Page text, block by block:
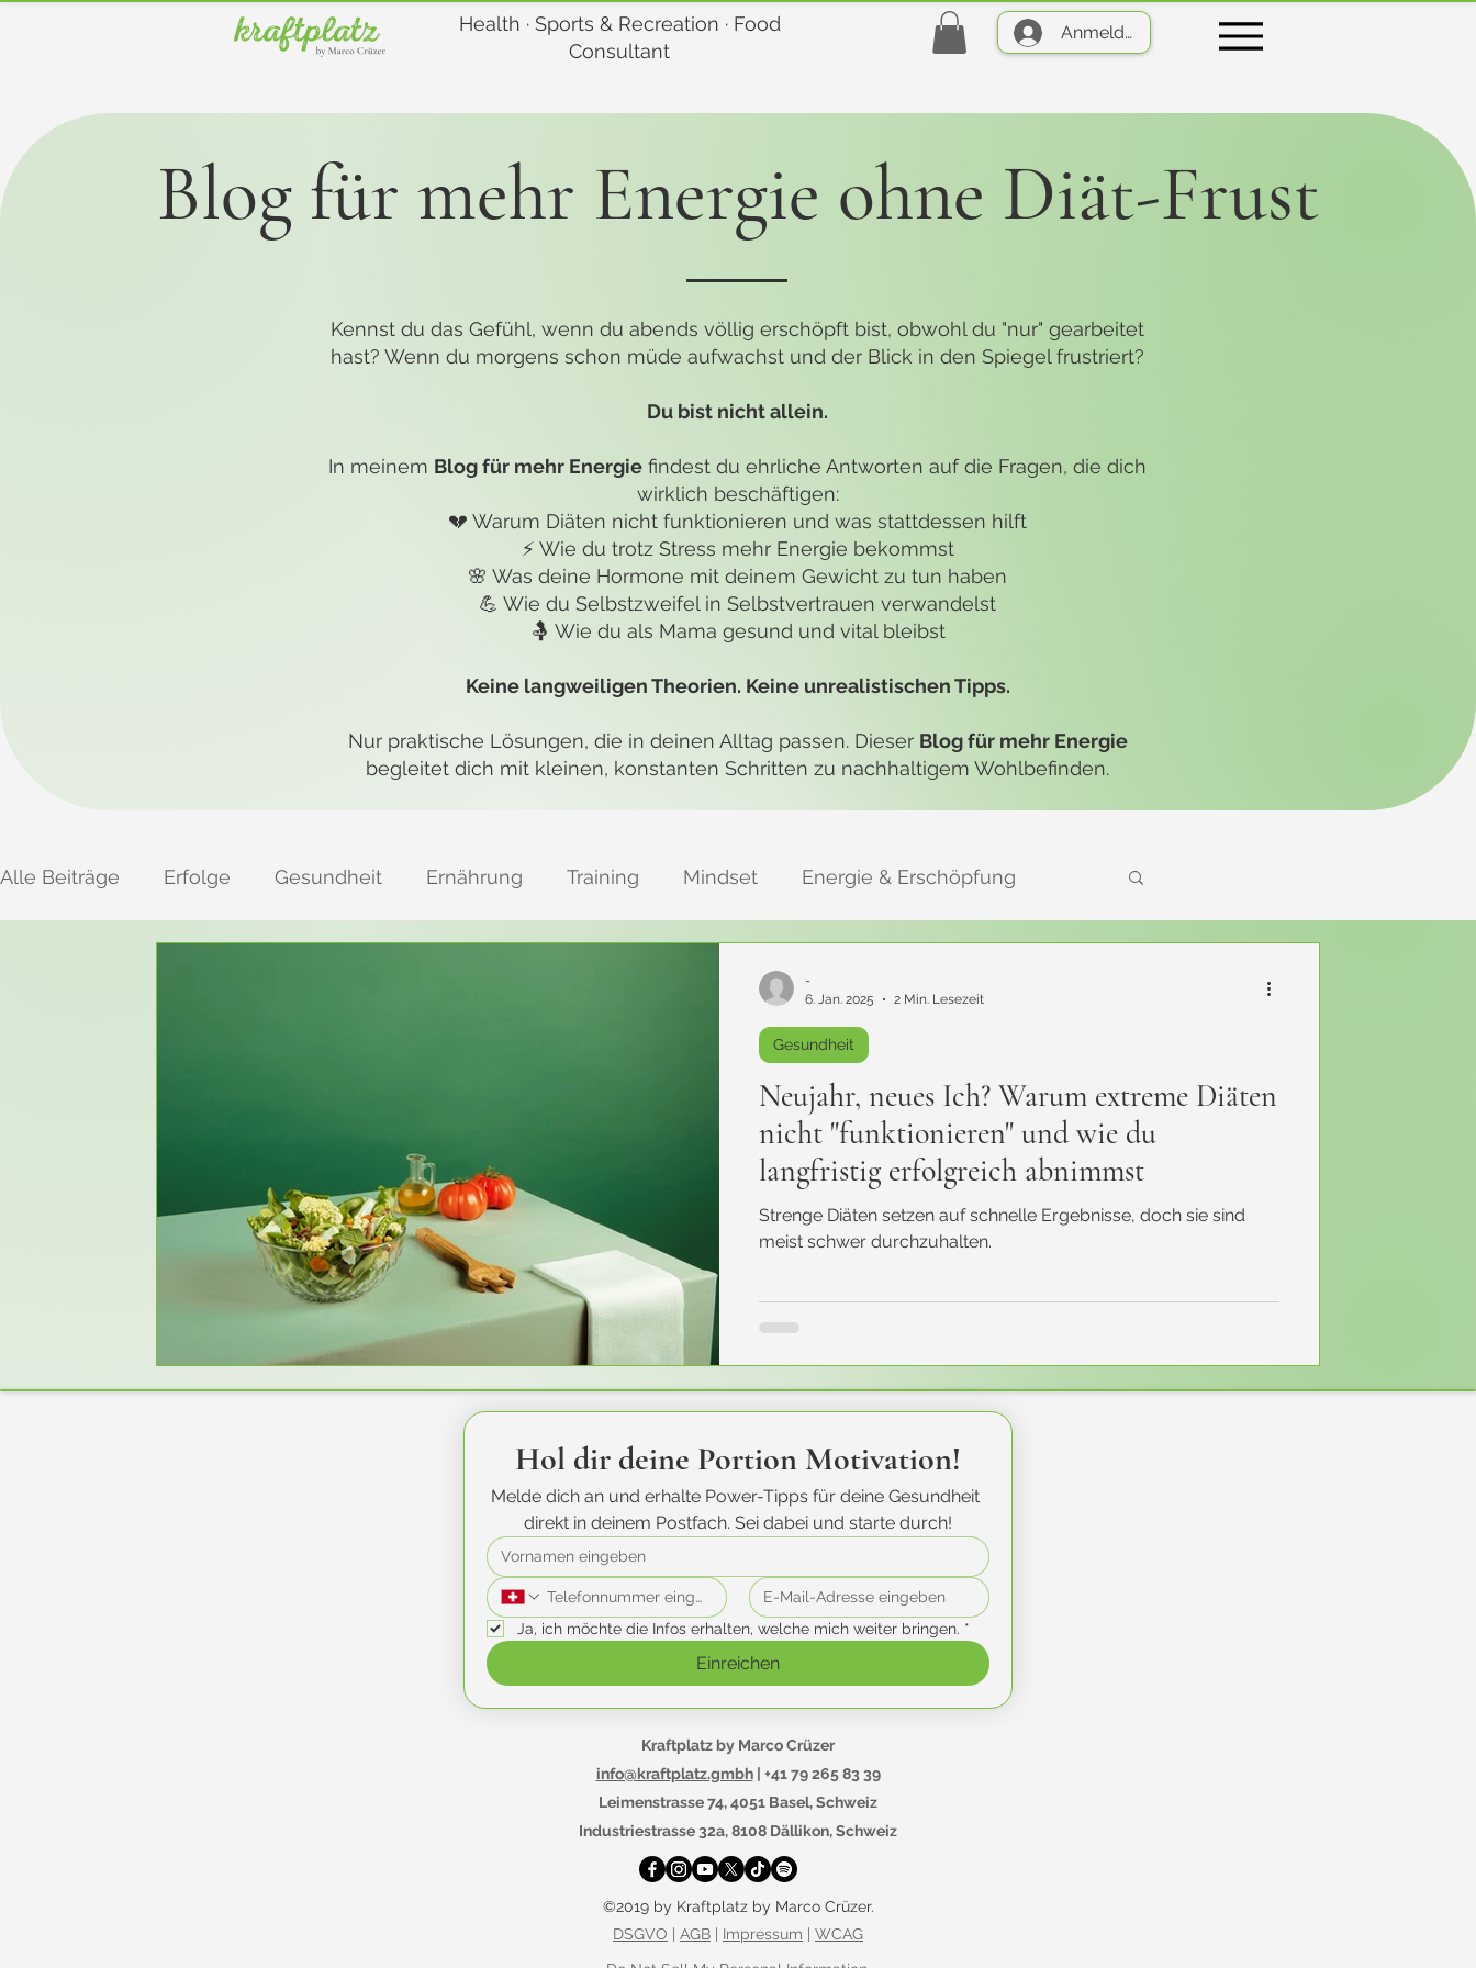
Health · Sports & Recreation · Food
Consultant
Anmelden
Blog für mehr Energie ohne Diät-Frust
Kennst du das Gefühl, wenn du abends völlig erschöpft bist, obwohl du "nur" gearbeitet
hast? Wenn du morgens schon müde aufwachst und der Blick in den Spiegel frustriert?
Du bist nicht allein.
In meinem Blog für mehr Energie findest du ehrliche Antworten auf die Fragen, die dich
wirklich beschäftigen:
💔 Warum Diäten nicht funktionieren und was stattdessen hilft
⚡ Wie du trotz Stress mehr Energie bekommst
🌸 Was deine Hormone mit deinem Gewicht zu tun haben
💪 Wie du Selbstzweifel in Selbstvertrauen verwandelst
🤱 Wie du als Mama gesund und vital bleibst
Keine langweiligen Theorien. Keine unrealistischen Tipps.
Nur praktische Lösungen, die in deinen Alltag passen. Dieser Blog für mehr Energie
begleitet dich mit kleinen, konstanten Schritten zu nachhaltigem Wohlbefinden.
Alle Beiträge Erfolge Gesundheit Ernährung Training Mindset Energie & Erschöpfung
Neujahr, neues Ich? Warum extreme Diäten
nicht "funktionieren" und wie du
langfristig erfolgreich abnimmst
Strenge Diäten setzen auf schnelle Ergebnisse, doch sie sind
meist schwer durchzuhalten.
Gesundheit
-
6. Jan. 2025
2 Min. Lesezeit
Hol dir deine Portion Motivation!
Melde dich an und erhalte Power-Tipps für deine Gesundheit
direkt in deinem Postfach. Sei dabei und starte durch!
Ja, ich möchte die Infos erhalten, welche mich weiter bringen. *
Einreichen
Kraftplatz by Marco Crüzer
info@kraftplatz.gmbh| +41 79 265 83 39
Leimenstrasse 74, 4051 Basel, Schweiz
Industriestrasse 32a, 8108 Dällikon, Schweiz
©2019 by Kraftplatz by Marco Crüzer.
DSGVO | AGB | Impressum | WCAG